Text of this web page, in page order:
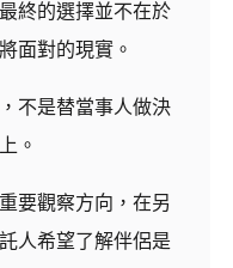
終的選擇並不在於
面對的現實。
不是替當事人做決
。
要觀察方向，在另
人希望了解伴侶是